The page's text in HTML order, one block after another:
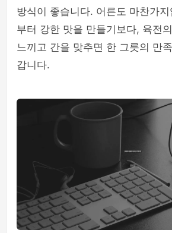
방식이 좋습니다. 어른도 마찬가
부터 강한 맛을 만들기보다, 육전
느끼고 간을 맞추면 한 그릇의 만
갑니다.